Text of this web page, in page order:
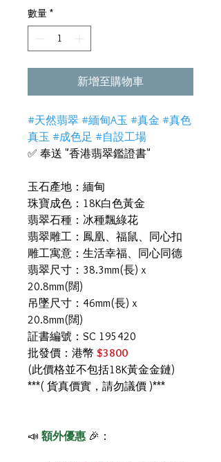
數量 *
新增至購物車
#天然翡翠 #緬甸A玉 #真金 #真色
真玉 #成色足 #自設工場
✅ 奉送 "香港翡翠鑑證書"
玉石產地：緬甸
珠寶成色：18K白色黃金
翡翠石種：冰種飄綠花
翡翠雕工：鳳凰、福鼠、同心扣
雕工寓意：生活幸福、同心同德
翡翠尺寸：38.3mm(長) x
20.8mm(闊)
吊墜尺寸：46mm(長) x
20.8mm(闊)
証書編號：SC 195420
批發價：港幣 $3800
(此價格並不包括18K黃金金鏈)
***( 貨真價實，請勿議價 )***
📣 額外優惠 🎉：